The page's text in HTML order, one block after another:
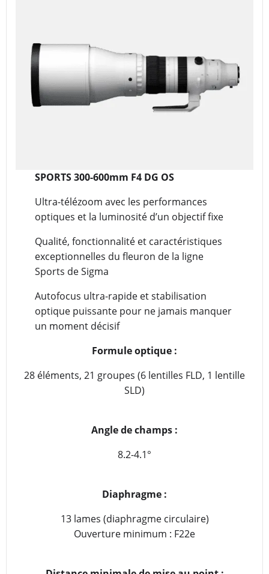
SPORTS 300-600mm F4 DG OS
Ultra-télézoom avec les performances
optiques et la luminosité d’un objectif fixe
Qualité, fonctionnalité et caractéristiques
exceptionnelles du fleuron de la ligne
Sports de Sigma
Autofocus ultra-rapide et stabilisation
optique puissante pour ne jamais manquer
un moment décisif
Formule optique :
28 éléments, 21 groupes (6 lentilles FLD, 1 lentille
SLD)
Angle de champs :
8.2-4.1°
Diaphragme :
13 lames (diaphragme circulaire)
Ouverture minimum : F22e